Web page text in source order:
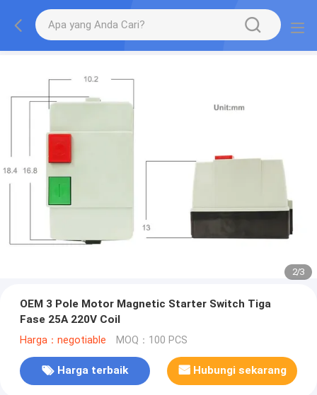
2/3
OEM 3 Pole Motor Magnetic Starter Switch Tiga
Fase 25A 220V Coil
Harga：negotiable MOQ：100 PCS
Harga terbaik Hubungi sekarang